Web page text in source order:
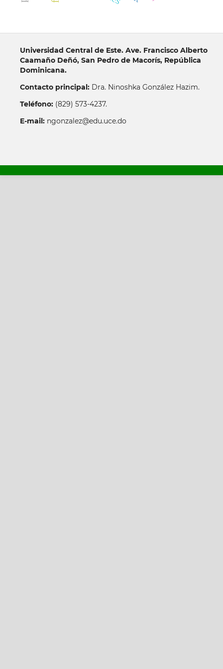
Universidad Central de Este. Ave. Francisco Alberto
Caamaño Deñó, San Pedro de Macorís, República
Dominicana.
Contacto principal:Dra. Ninoshka González Hazim.
Teléfono:(829) 573-4237.
E-mail:ngonzalez@edu.uce.do